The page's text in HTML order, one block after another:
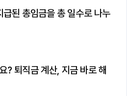
된 총임금을 총 일수로 나누
? 퇴직금 계산, 지금 바로 해